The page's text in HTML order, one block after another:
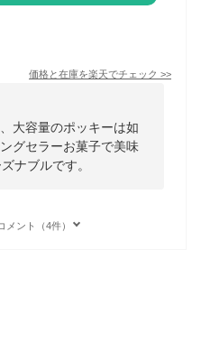
価格と在庫を楽天でチェック >>
大容量のポッキーは如
グセラーお菓子で美味
ナブルです。
メント（4件）